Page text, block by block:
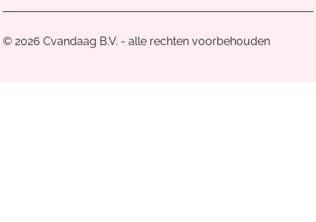
© 2026 Cvandaag B.V. - alle rechten voorbehouden